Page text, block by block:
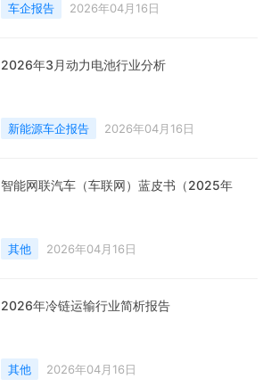
车企报告 2026年04月16日
2026年3月动力电池行业分析
新能源车企报告 2026年04月16日
智能网联汽车（车联网）蓝皮书（2025年
其他 2026年04月16日
2026年冷链运输行业简析报告
其他 2026年04月16日